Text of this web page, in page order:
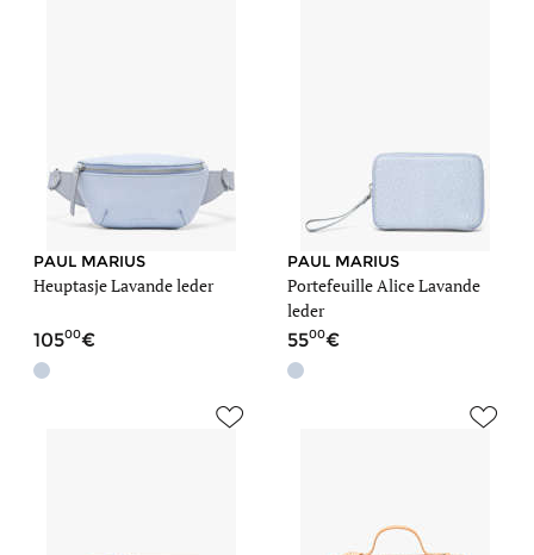
PAUL MARIUS
Heuptasje Lavande leder
10500
PAUL MARIUS
Portefeuille Alice Lavande
leder
5500